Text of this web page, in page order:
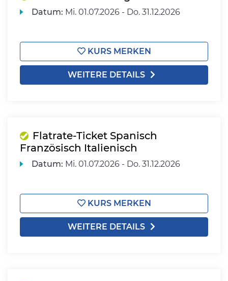
Datum: Mi. 01.07.2026 - Do. 31.12.2026
KURS MERKEN
WEITERE DETAILS
Flatrate-Ticket Spanisch
Französisch Italienisch
Datum: Mi. 01.07.2026 - Do. 31.12.2026
KURS MERKEN
WEITERE DETAILS